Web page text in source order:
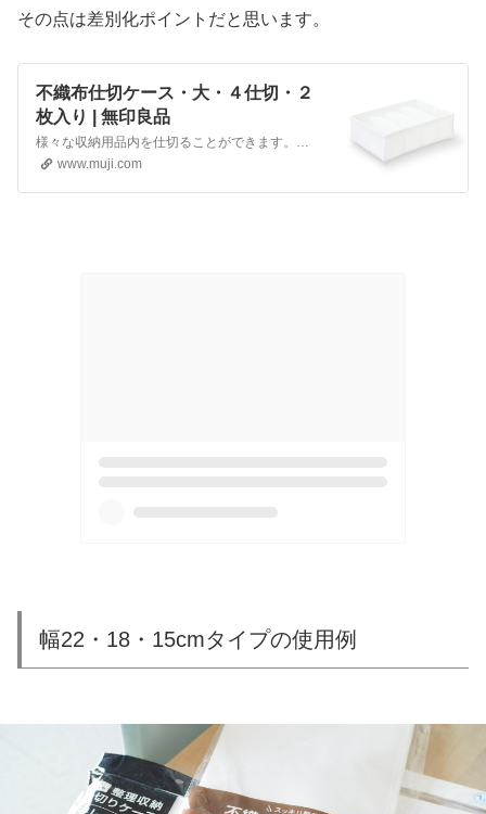
その点は差別化ポイントだと思います。
不織布仕切ケース・大・４仕切・２
枚入り | 無印良品
様々な収納用品内を仕切ることができます。内部が４マスに仕切られているので、乱れにくく仕舞うことができます。
www.muji.com
幅22・18・15cmタイプの使用例